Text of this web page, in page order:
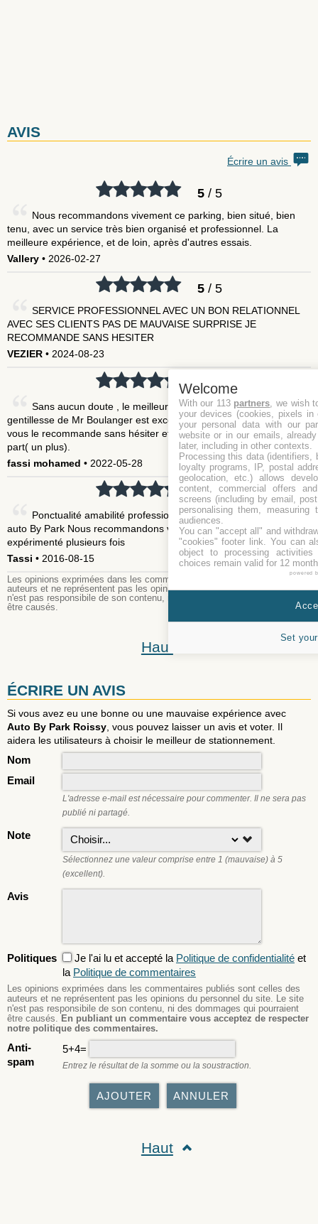
AVIS
Écrire un avis
5/ 5
Nous recommandons vivement ce parking, bien situé, bien
tenu, avec un service très bien organisé et professionnel. La
meilleure expérience, et de loin, après d'autres essais.
Vallery • 2026-02-27
5/ 5
SERVICE PROFESSIONNEL AVEC UN BON RELATIONNEL
AVEC SES CLIENTS PAS DE MAUVAISE SURPRISE JE
RECOMMANDE SANS HESITER
VEZIER • 2024-08-23
5/ 5
Sans aucun doute , le meilleur choix, rapport qualité-prix. La
gentillesse de Mr Boulanger est exceptionnelle. Tout est parfait. Je
vous le recommande sans hésiter et dites que vous venez de ma
part( un plus).
fassi mohamed • 2022-05-28
5/ 5
Ponctualité amabilité professionnalisme de mr Boulanger et
auto By Park Nous recommandons vivement et cela pour l avoir
expérimenté plusieurs fois
Tassi • 2016-08-15
Les opinions exprimées dans les commentaires publiés sont celles des
auteurs et ne représentent pas les opinions du personnel du site. Le site
n'est pas responsibile de son contenu, ni des dommages qui pourraient
être causés.
Haut
ÉCRIRE UN AVIS
Si vous avez eu une bonne ou une mauvaise expérience avec
Auto By Park Roissy, vous pouvez laisser un avis et voter. Il
aidera les utilisateurs à choisir le meilleur de stationnement.
Nom
Email
L'adresse e-mail est nécessaire pour commenter. Il ne sera pas
publié ni partagé.
Note
Sélectionnez une valeur comprise entre 1 (mauvaise) à 5
(excellent).
Avis
Politiques Je l'ai lu et accepté la Politique de confidentialité et
la Politique de commentaires
Les opinions exprimées dans les commentaires publiés sont celles des
auteurs et ne représentent pas les opinions du personnel du site. Le site
n'est pas responsibile de son contenu, ni des dommages qui pourraient
être causés. En publiant un commentaire vous acceptez de respecter
notre politique des commentaires.
Anti-
spam
5+4=
Entrez le résultat de la somme ou la soustraction.
Haut
Welcome
With our 113 partners , we wish
your devices (cookies, pixels
your personal data with our
website or in our emails,
later, including in other contexts.
Processing this data (identifiers,
loyalty programs, IP, postal
geolocation, etc.) allows
content, commercial offers
screens (including by email,
personalising them, measuring
audiences.
You can "accept all" and
"cookies" footer link . You can
object to processing
choices remain valid for 12
powered
Set